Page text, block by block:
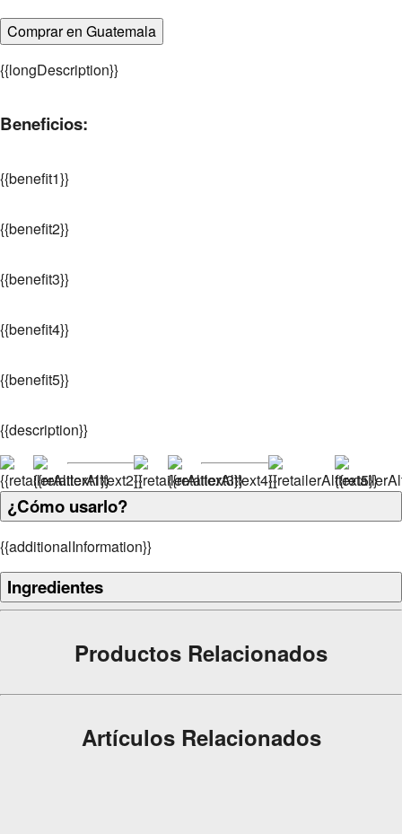
Comprar en Guatemala
{{longDescription}}
Beneficios:
{{benefit1}}
{{benefit2}}
{{benefit3}}
{{benefit4}}
{{benefit5}}
{{description}}
¿Cómo usarlo?
{{additionalInformation}}
Ingredientes
Productos Relacionados
Artículos Relacionados